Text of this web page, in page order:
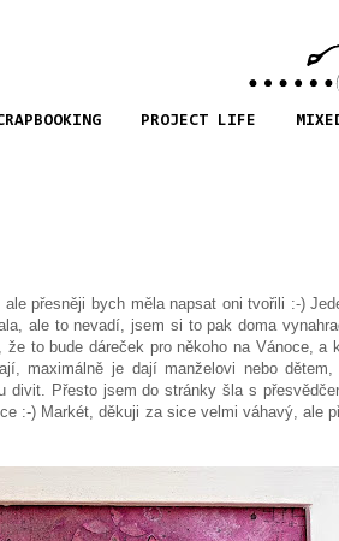
PROJECT LIFE
přesněji bych měla napsat oni tvořili :-)
ale to nevadí, jsem si to pak doma
to bude dáreček pro někoho na Vánoce, a
maximálně je dají manželovi nebo dětem,
Přesto jsem do stránky šla s
:-) Markét, děkuji za sice velmi váhavý, ale